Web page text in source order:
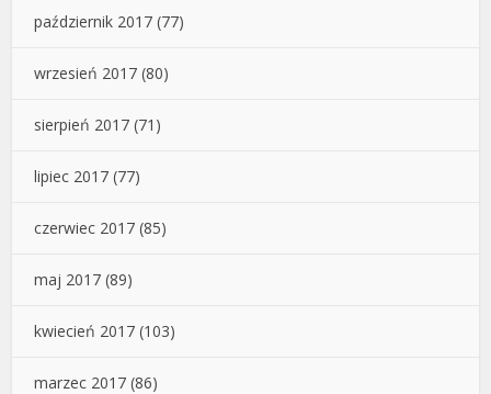
październik 2017 (77)
wrzesień 2017 (80)
sierpień 2017 (71)
lipiec 2017 (77)
czerwiec 2017 (85)
maj 2017 (89)
kwiecień 2017 (103)
marzec 2017 (86)